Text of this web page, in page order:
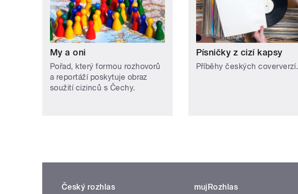
My a oni
Pořad, který formou rozhovorů
a reportáží poskytuje obraz
soužití cizinců s Čechy.
Písničky z cizí kapsy
Příběhy českých coververzí.
Český rozhlas
mujRozhlas